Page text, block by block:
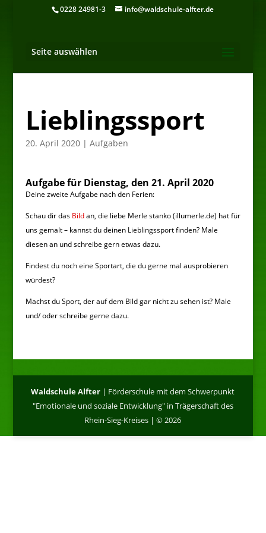
0228 24981-3 info@waldschule-alfter.de
Seite auswählen
Lieblingssport
20. April 2020| Aufgaben
Aufgabe für Dienstag, den 21. April 2020
Deine zweite Aufgabe nach den Ferien:
Schau dir das Bildan, die liebe Merle stanko (illumerle.de) hat für
uns gemalt – kannst du deinen Lieblingssport finden? Male
diesen an und schreibe gern etwas dazu.
Findest du noch eine Sportart, die du gerne mal ausprobieren
würdest?
Machst du Sport, der auf dem Bild gar nicht zu sehen ist? Male
und/ oder schreibe gerne dazu.
Waldschule Alfter | Förderschule mit dem Schwerpunkt
"Emotionale und soziale Entwicklung" in Trägerschaft des
Rhein-Sieg-Kreises | © 2026